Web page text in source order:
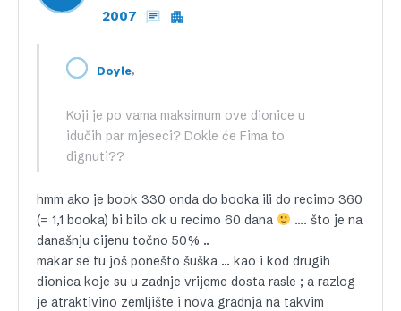
2007
Doyle,
Koji je po vama maksimum ove dionice u
idučih par mjeseci? Dokle će Fima to
dignuti??
hmm ako je book 330 onda do booka ili do recimo 360
(= 1,1 booka) bi bilo ok u recimo 60 dana
…. što je na
današnju cijenu točno 50% ..
makar se tu još ponešto šuška … kao i kod drugih
dionica koje su u zadnje vrijeme dosta rasle ; a razlog
je atraktivino zemljište i nova gradnja na takvim